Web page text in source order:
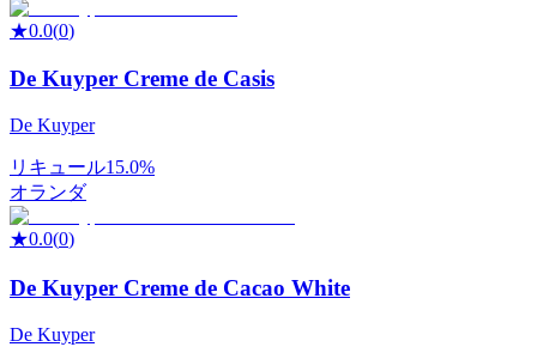
★0.0(0)
De Kuyper Creme de Casis
De Kuyper
リキュール15.0%
オランダ
★0.0(0)
De Kuyper Creme de Cacao White
De Kuyper